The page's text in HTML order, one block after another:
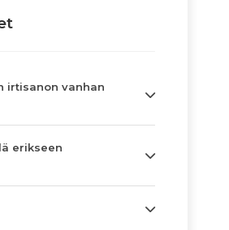
irtisanon vanhan
erikseen